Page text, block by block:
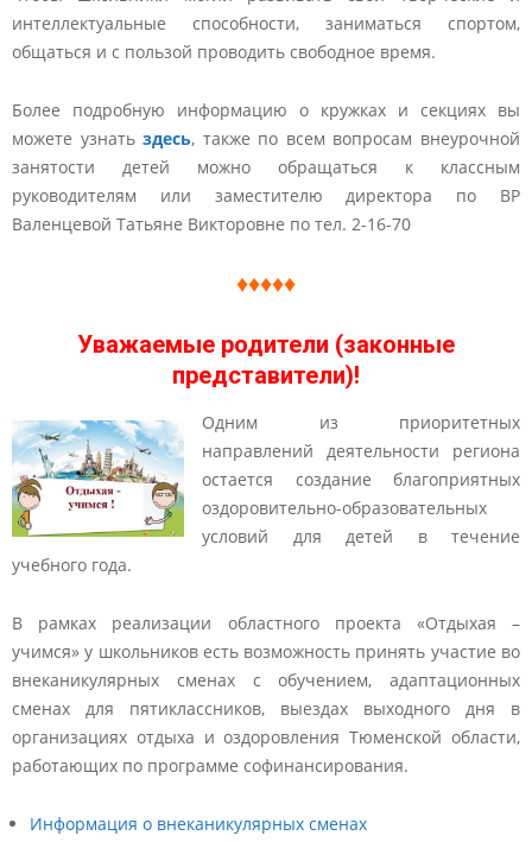
интеллектуальные способности, заниматься спортом,
общаться и с пользой проводить свободное время.
Более подробную информацию о кружках и секциях вы
можете узнатьздесь, также по всем вопросам внеурочной
занятости детей можно обращаться к классным
руководителям или заместителю директора по ВР
Валенцевой Татьяне Викторовне по тел. 2-16-70
♦♦♦♦♦
Уважаемые родители (законные
представители)!
Одним из приоритетных
направлений деятельности региона
остается создание благоприятных
оздоровительно-образовательных
условий для детей в течение
учебного года.
В рамках реализации областного проекта «Отдыхая –
учимся» у школьников есть возможность принять участие во
внеканикулярных сменах с обучением, адаптационных
сменах для пятиклассников, выездах выходного дня в
организациях отдыха и оздоровления Тюменской области,
работающих по программе софинансирования.
Информация о внеканикулярных сменах